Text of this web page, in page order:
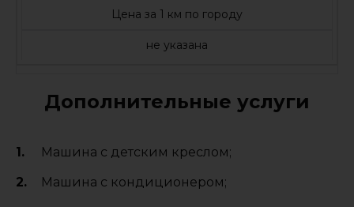
Цена за 1 км по городу
не указана
Дополнительные услуги
Машина с детским креслом;
Машина с кондиционером;